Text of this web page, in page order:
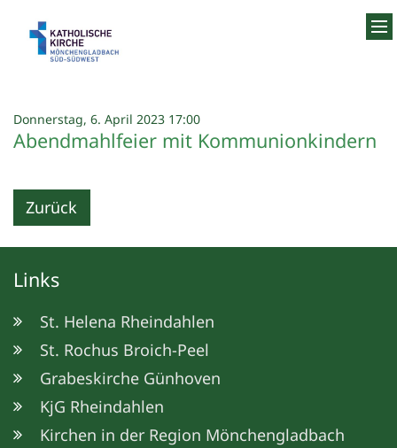
Donnerstag, 6. April 2023 17:00:
Abendmahlfeier mit Kommunionkindern
Zurück
Links
St. Helena Rheindahlen
St. Rochus Broich-Peel
Grabeskirche Günhoven
KjG Rheindahlen
Kirchen in der Region Mönchengladbach